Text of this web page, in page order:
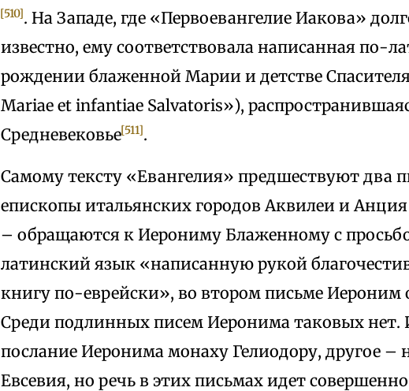
[510]. На Западе, где «Первоевангелие Иакова»
известно, ему соответствовала написанная по-
рождении блаженной Марии и детстве
Mariae et infantiae Salvatoris»),
Средневековье[511].
Самому тексту «Евангелия» предшествуют два
епископы итальянских городов Аквилеи и
– обращаются к Иерониму Блаженному с
латинский язык «написанную рукой
книгу по-еврейски», во втором письме Иероним
Среди подлинных писем Иеронима таковых нет.
послание Иеронима монаху Гелиодору, другое
Евсевия, но речь в этих письмах идет